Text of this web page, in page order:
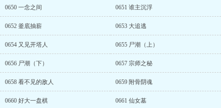
0650 一念之间 0651 谁主沉浮
0652 釜底抽薪 0653 大追逃
0654 又见开塔人 0655 尸潮（上）
0656 尸潮（下） 0657 宗师之秘
0658 看不见的敌人 0659 附骨阴魂
0660 好大一盘棋 0661 仙女墓